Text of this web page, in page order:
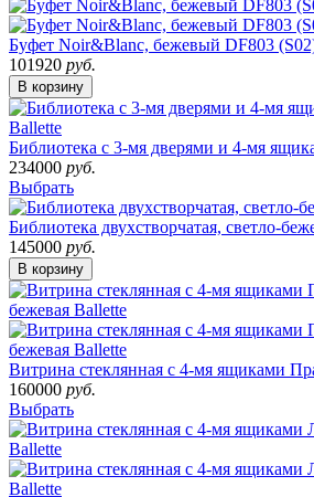
Буфет Noir&Blanc, бежевый DF803
101920 руб.
В корзину
Библиотека с 3-мя дверями и 4-мя
234000 руб.
Выбрать
Библиотека двухстворчатая, светло-
145000 руб.
В корзину
Витрина стеклянная с 4-мя ящиками
160000 руб.
Выбрать